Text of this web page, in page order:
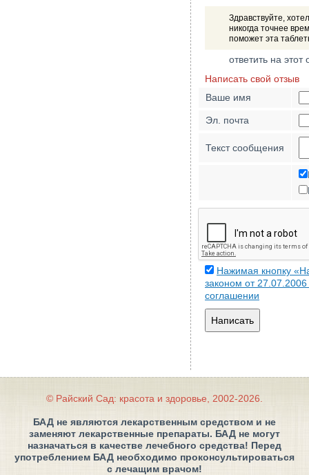
Здравствуйте,
никогда точнее
поможет эта
ответить на этот
Написать свой отзыв
Ваше имя
Эл. почта
Текст сообщения
Нажимая кнопку
законом от
соглашении
Написать
© Райский Сад: красота и здоровье, 2002-2026.
БАД не являются лекарственным средством и не
заменяют лекарственные препараты. БАД не могут
назначаться в качестве лечебного средства! Перед
употреблением БАД необходимо проконсультироваться
с лечащим врачом!